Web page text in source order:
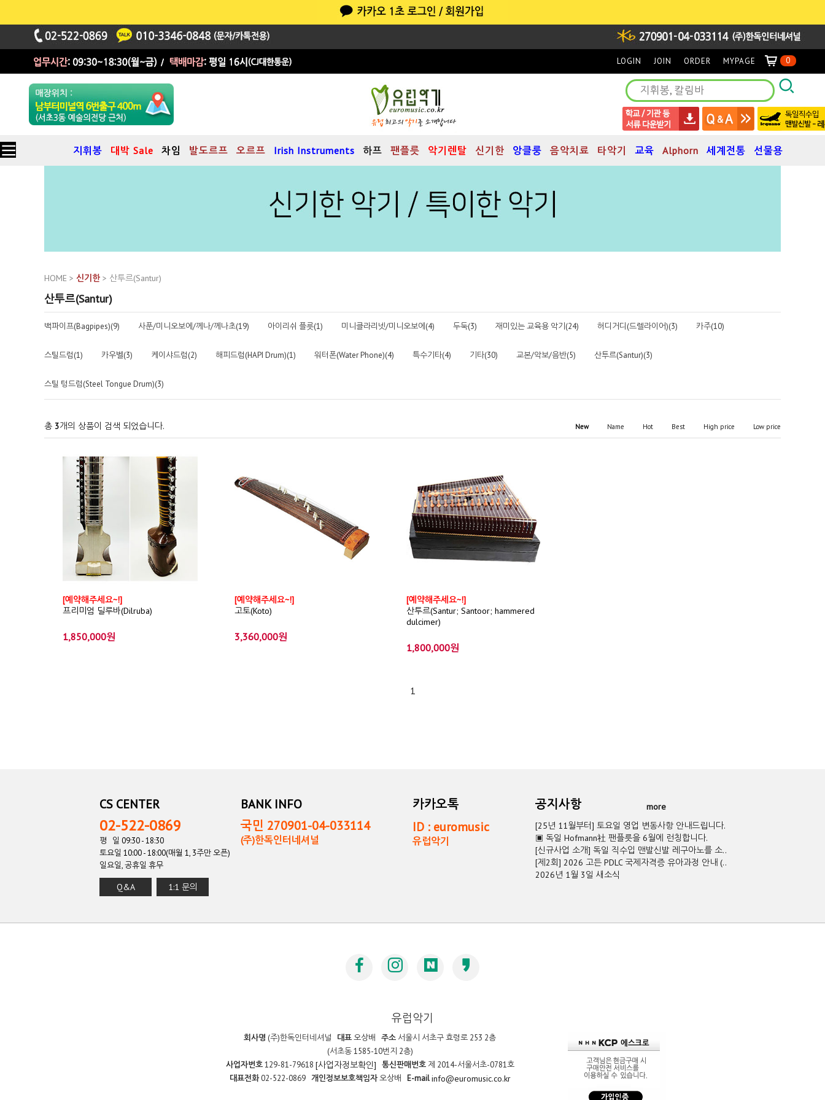
LOGIN JOIN ORDER MYPAGE 0
지휘봉 대박 Sale 차임 발도르프 오르프 Irish Instruments 하프 팬플릇 악기렌탈 신기한 앙클룽 음악치료 타악기 교육 Alphorn 세계전통 선물용
HOME > 신기한 > 산투르(Santur)
산투르(Santur)
백파이프(Bagpipes)(9) 사푼/미니오보에/께나/께나초(19) 아이리쉬 플릇(1) 미니클라리넷/미니오보에(4) 두둑(3) 재미있는 교육용 악기(24) 허디거디(드렐라이어)(3) 카주(10)
스틸드럼(1) 카우벨(3) 케이샤드럼(2) 해피드럼(HAPI Drum)(1) 워터폰(Water Phone)(4) 특수기타(4) 기타(30) 교본/악보/음반(5) 산투르(Santur)(3)
스틸 텅드럼(Steel Tongue Drum)(3)
총 3개의 상품이 검색 되었습니다. New Name Hot Best High price Low price
[예약해주세요~!]
프리미엄 딜루바(Dilruba)
1,850,000원
[예약해주세요~!]
고토(Koto)
3,360,000원
[예약해주세요~!]
산투르(Santur; Santoor; hammered
dulcimer)
1,800,000원
1
CS CENTER
02-522-0869
평 일 09:30 - 18:30
토요일 10:00 - 18:00(매월 1, 3주만 오픈)
일요일, 공휴일 휴무
Q&A 1:1 문의
BANK INFO
국민 270901-04-033114
(주)한독인터네셔널
카카오톡
ID : euromusic
유럽악기
공지사항
more
[25년 11월부터] 토요일 영업 변동사항 안내드립니다.
▣ 독일 Hofmann社 팬플릇을 6월에 런칭합니다.
[신규사업 소개] 독일 직수입 맨발신발 레구아노를 소..
[제2회] 2026 고든 PDLC 국제자격증 유아과정 안내 (..
2026년 1월 3일 새소식
유럽악기
회사명 (주)한독인터네셔널 대표오상배 주소 서울시 서초구 효령로 253 2층
(서초동 1585-10번지 2층)
사업자번호129-81-79618 [사업자정보확인] 통신판매번호제 2014-서울서초-0781호
대표전화02-522-0869 개인정보보호책임자오상배 E-mail info@euromusic.co.kr